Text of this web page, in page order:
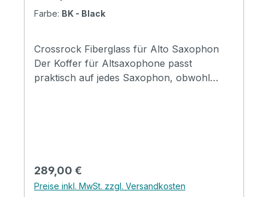
Farbe: BK - Black
Crossrock Fiberglass für Alto Saxophon
Der Koffer für Altsaxophone passt
praktisch auf jedes Saxophon, obwohl
Leder Auto-Level-Lackierung Technologie
wurde für die Verarbeitung angewendet.
Regulärer Preis:
289,00 €
Preise inkl. MwSt. zzgl. Versandkosten